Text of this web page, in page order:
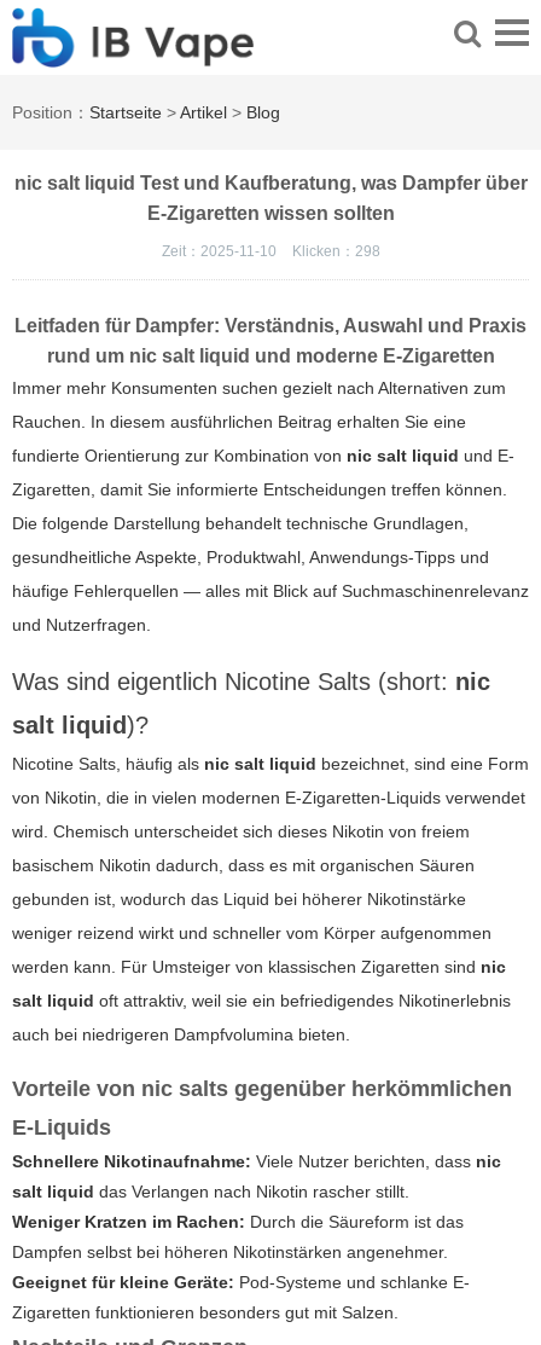
Position： Startseite >Artikel > Blog
nic salt liquid Test und Kaufberatung, was Dampfer über
E-Zigaretten wissen sollten
Zeit：2025-11-10 Klicken： 298
Leitfaden für Dampfer: Verständnis, Auswahl und Praxis
rund um nic salt liquid und moderne E-Zigaretten
Immer mehr Konsumenten suchen gezielt nach Alternativen zum
Rauchen. In diesem ausführlichen Beitrag erhalten Sie eine
fundierte Orientierung zur Kombination von nic salt liquid und E-
Zigaretten, damit Sie informierte Entscheidungen treffen können.
Die folgende Darstellung behandelt technische Grundlagen,
gesundheitliche Aspekte, Produktwahl, Anwendungs-Tipps und
häufige Fehlerquellen — alles mit Blick auf Suchmaschinenrelevanz
und Nutzerfragen.
Was sind eigentlich Nicotine Salts (short: nic
salt liquid)?
Nicotine Salts, häufig als nic salt liquid bezeichnet, sind eine Form
von Nikotin, die in vielen modernen E-Zigaretten-Liquids verwendet
wird. Chemisch unterscheidet sich dieses Nikotin von freiem
basischem Nikotin dadurch, dass es mit organischen Säuren
gebunden ist, wodurch das Liquid bei höherer Nikotinstärke
weniger reizend wirkt und schneller vom Körper aufgenommen
werden kann. Für Umsteiger von klassischen Zigaretten sind nic
salt liquid oft attraktiv, weil sie ein befriedigendes Nikotinerlebnis
auch bei niedrigeren Dampfvolumina bieten.
Vorteile von nic salts gegenüber herkömmlichen
E-Liquids
Schnellere Nikotinaufnahme: Viele Nutzer berichten, dass nic
salt liquid das Verlangen nach Nikotin rascher stillt.
Weniger Kratzen im Rachen: Durch die Säureform ist das
Dampfen selbst bei höheren Nikotinstärken angenehmer.
Geeignet für kleine Geräte: Pod-Systeme und schlanke E-
Zigaretten funktionieren besonders gut mit Salzen.